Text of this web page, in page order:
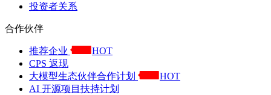
投资者关系
合作伙伴
推荐企业
HOT
CPS 返现
大模型生态伙伴合作计划
HOT
AI 开源项目扶持计划